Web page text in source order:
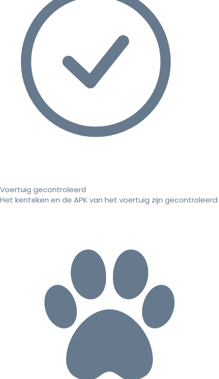
Voertuig gecontroleerd
Het kenteken en de APK van het voertuig zijn gecontroleerd